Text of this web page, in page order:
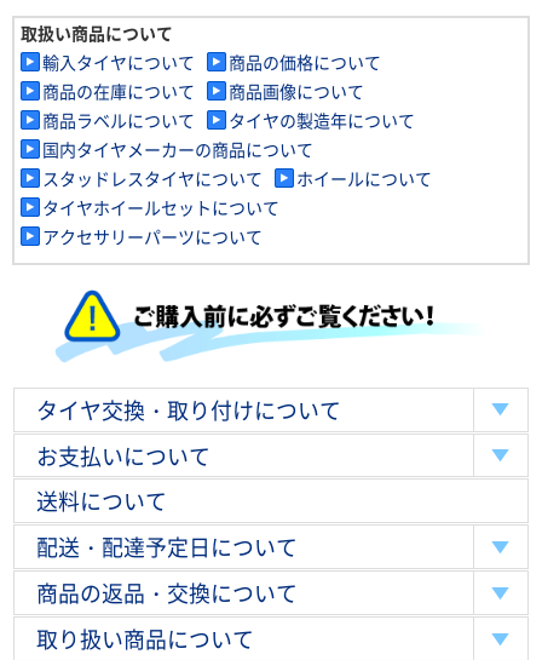
取扱い商品について
輸入タイヤについて
商品の価格について
商品の在庫について
商品画像について
商品ラベルについて
タイヤの製造年について
国内タイヤメーカーの商品について
スタッドレスタイヤについて
ホイールについて
タイヤホイールセットについて
アクセサリーパーツについて
タイヤ交換・取り付けについて
お支払いについて
送料について
配送・配達予定日について
商品の返品・交換について
取り扱い商品について